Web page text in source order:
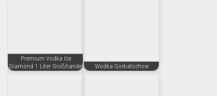
Premium Vodka Ice
Diamond 1 Liter Großhandel
Wodka Gorbatschow